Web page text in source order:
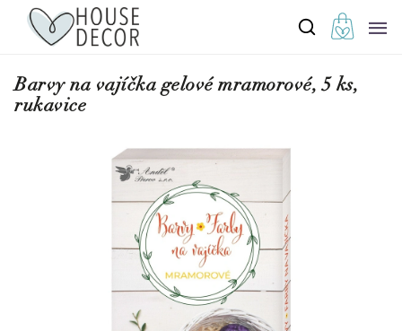
Barvy na vajíčka gelové mramorové, 5 ks,
rukavice